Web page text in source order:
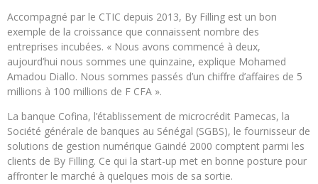
Accompagné par le CTIC depuis 2013, By Filling est un bon
exemple de la croissance que connaissent nombre des
entreprises incubées. « Nous avons commencé à deux,
aujourd’hui nous sommes une quinzaine, explique Mohamed
Amadou Diallo. Nous sommes passés d’un chiffre d’affaires de 5
millions à 100 millions de F CFA ».
La banque Cofina, l’établissement de microcrédit Pamecas, la
Société générale de banques au Sénégal (SGBS), le fournisseur de
solutions de gestion numérique Gaindé 2000 comptent parmi les
clients de By Filling. Ce qui la start-up met en bonne posture pour
affronter le marché à quelques mois de sa sortie.